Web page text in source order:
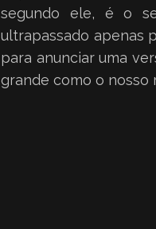
segundo ele, é o
ultrapassado apenas
para anunciar uma
grande como o nosso